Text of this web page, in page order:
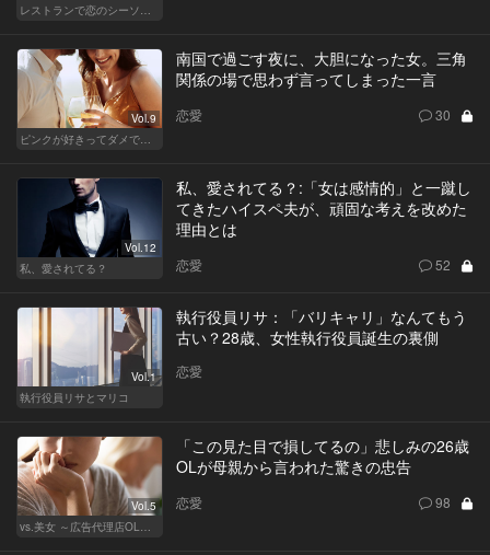
レストランで恋のシーソーゲーム（WOMAN）
Vol.9
ピンクが好きってダメですか？
南国で過ごす夜に、大胆になった女。三角
関係の場で思わず言ってしまった一言
恋愛 30
Vol.12
私、愛されてる？
私、愛されてる？:「女は感情的」と一蹴し
てきたハイスペ夫が、頑固な考えを改めた
理由とは
恋愛 52
Vol.1
執行役員リサとマリコ
執行役員リサ：「バリキャリ」なんてもう
古い？28歳、女性執行役員誕生の裏側
恋愛
Vol.5
「この見た目で損してるの」悲しみの26歳
OLが母親から言われた驚きの忠告
恋愛 98